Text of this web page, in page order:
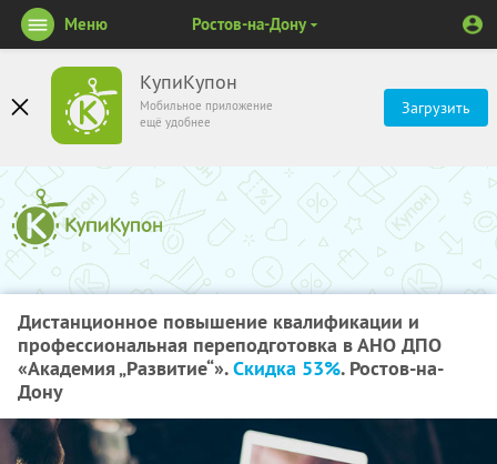
КупиКупон
Мобильное приложение
ещё удобнее
Загрузить
Меню Ростов-на-Дону
Дистанционное повышение квалификации и
профессиональная переподготовка в АНО ДПО
«Академия „Развитие“».Скидка 53%. Ростов-на-
Дону